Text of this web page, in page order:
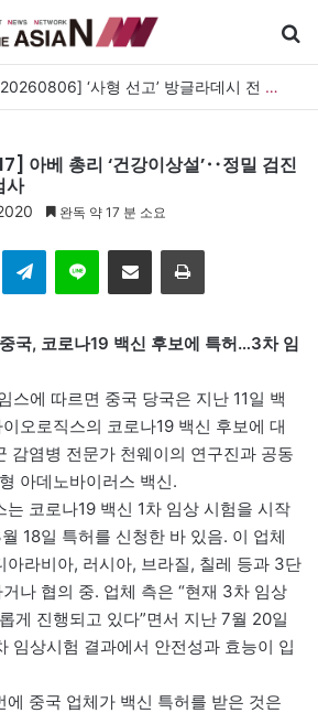
[아시아라운드업 20260806] ‘사형 선고’ 방글라데시 전 총리, 도피국 인도서 연설
아베 총리 ‘건강이상설’‥정밀 검진
사
완독 약 17 분 소요
Telegram 이메일
국, 코로나19 백신 후보에 특허…3차 임
스에 따르면 중국 당국은 지난 11일 백
오로직스의 코로나19 백신 후보에 대
감염병 전문가 천웨이의 연구진과 공동
아데노바이러스 백신.
코로나19 백신 1차 임상 시험을 시작
18일 특허를 신청한 바 있음. 이 업체
아라비아, 러시아, 브라질, 칠레 등과 3단
나 협의 중. 업체 측은 “현재 3차 임상
게 진행되고 있다”면서 지난 7월 20일
임상시험 결과에서 안전성과 효능이 입
에 중국 업체가 백신 특허를 받은 것은